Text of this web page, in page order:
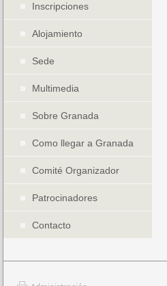
Inscripciones
Alojamiento
Sede
Multimedia
Sobre Granada
Como llegar a Granada
Comité Organizador
Patrocinadores
Contacto